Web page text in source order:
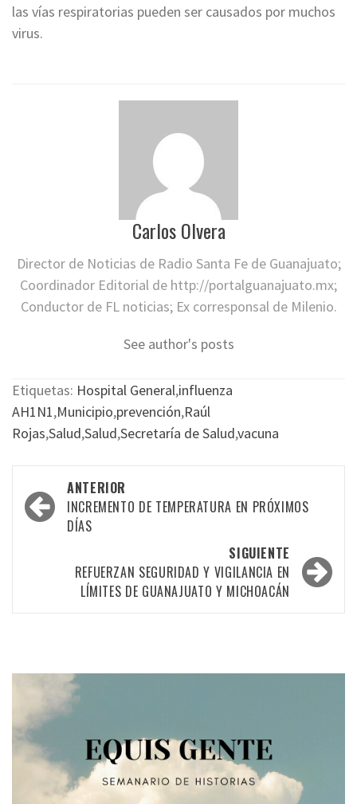
las vías respiratorias pueden ser causados por muchos
virus.
Carlos Olvera
Director de Noticias de Radio Santa Fe de Guanajuato;
Coordinador Editorial de http://portalguanajuato.mx;
Conductor de FL noticias; Ex corresponsal de Milenio.
See author's posts
Etiquetas: Hospital General,influenza
AH1N1,Municipio,prevención,Raúl
Rojas,Salud,Salud,Secretaría de Salud,vacuna
Navegación
por
entradas
ANTERIOR
INCREMENTO DE TEMPERATURA EN PRÓXIMOS
DÍAS
SIGUIENTE
REFUERZAN SEGURIDAD Y VIGILANCIA EN
LÍMITES DE GUANAJUATO Y MICHOACÁN